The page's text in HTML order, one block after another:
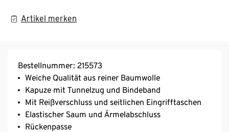
Artikel merken
Bestellnummer: 215573
Weiche Qualität aus reiner Baumwolle
Kapuze mit Tunnelzug und Bindeband
Mit Reißverschluss und seitlichen Eingrifftaschen
Elastischer Saum und Ärmelabschluss
Rückenpasse